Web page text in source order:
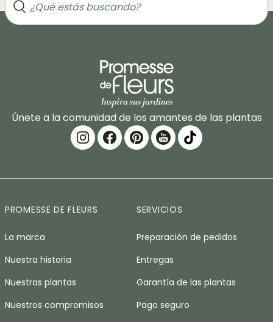
Únete a la comunidad de los amantes de las plantas
PROMESSE DE FLEURS
La marca
Nuestra historia
Nuestras plantas
Nuestros compromisos
SERVICIOS
Preparación de pedidos
Entregas
Garantía de las plantas
Pago seguro